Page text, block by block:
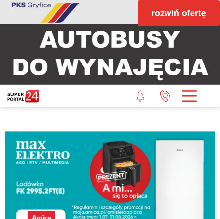
rozwiń ofertę
STRONA GŁÓWNA
POWIAT GRYFICKI
WIADOMOŚCI Z LASU
STUDIO SUPERPORTALU
REDAKCJA
REGULAMIN